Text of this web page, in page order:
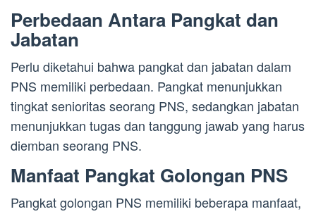
Perbedaan Antara Pangkat dan
Jabatan
Perlu diketahui bahwa pangkat dan jabatan dalam
PNS memiliki perbedaan. Pangkat menunjukkan
tingkat senioritas seorang PNS, sedangkan jabatan
menunjukkan tugas dan tanggung jawab yang harus
diemban seorang PNS.
Manfaat Pangkat Golongan PNS
Pangkat golongan PNS memiliki beberapa manfaat,